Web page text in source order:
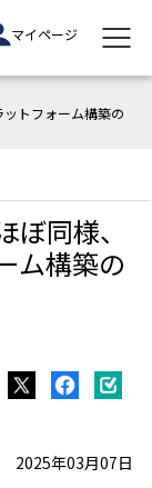
マイページ
トフォーム構築の
同様、
ム構築の
2025年03月07日